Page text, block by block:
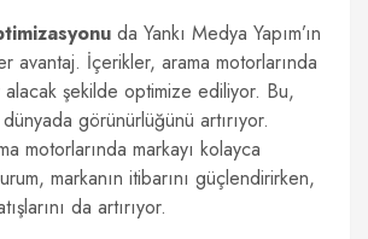
da Yankı Medya Yapım’ın
avantaj. İçerikler, arama motorlarında
alacak şekilde optimize ediliyor. Bu,
görünürlüğünü artırıyor.
motorlarında markayı kolayca
markanın itibarını güçlendirirken,
da artırıyor.